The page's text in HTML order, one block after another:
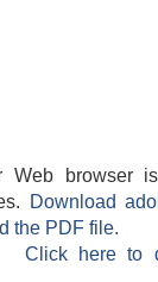
Web browser
Download
the PDF file.
Click here to